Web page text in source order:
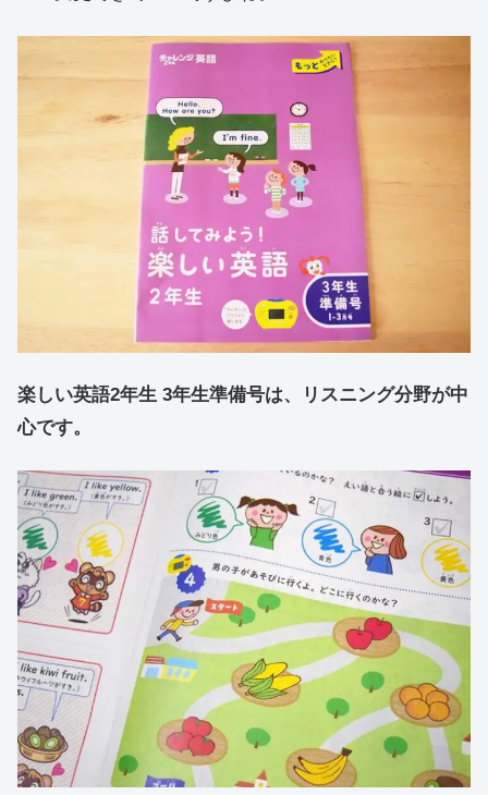
楽しい英語2年生 3年生準備号は、リスニング分野が中
心です。